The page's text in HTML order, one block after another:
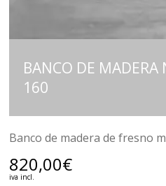
BANCO DE MADERA
160
Banco de madera de fresno
820,00€
iva incl.